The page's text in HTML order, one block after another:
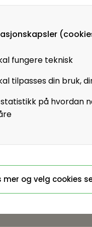
fungere teknisk
tilpasses din bruk,
på hvordan
mer og velg cookies
kultur.
hver uke for store
har bidratt til en
løsninger, høy
«lett»
å miste
Emmerhoff